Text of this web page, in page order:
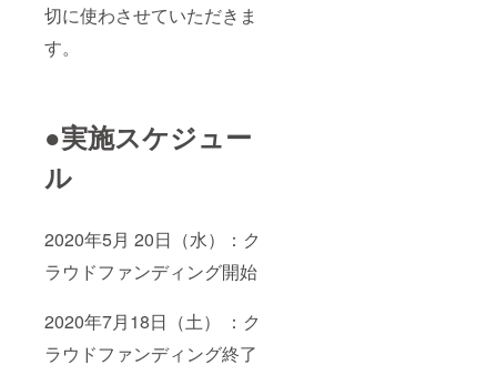
切に使わさせていただきま
す。
●実施スケジュー
ル
2020年5月 20日（水）：ク
ラウドファンディング開始
2020年7月18日（土） ：ク
ラウドファンディング終了